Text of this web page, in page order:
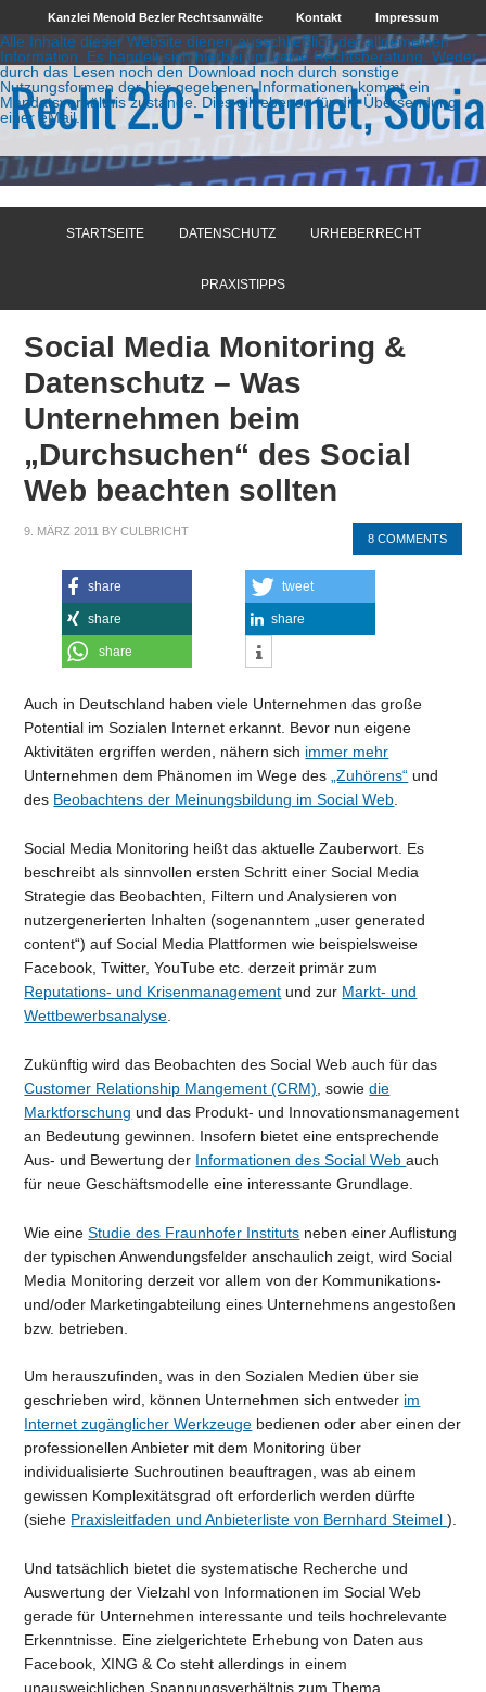
Kanzlei Menold Bezler Rechtsanwälte Kontakt Impressum
Alle Inhalte dieser Website dienen ausschließlich der allgemeinen
Information. Es handelt sich hierbei um keine Rechtsberatung. Weder
durch das Lesen noch den Download noch durch sonstige
Nutzungsformen der hier gegebenen Informationen kommt ein
Mandatsverhältnis zustande. Dies gilt ebenso für die Übersendung
einer eMail.
STARTSEITE DATENSCHUTZ URHEBERRECHT
PRAXISTIPPS
Social Media Monitoring &
Datenschutz – Was
Unternehmen beim
„Durchsuchen“ des Social
Web beachten sollten
9. MÄRZ 2011 BYCULBRICHT
8 COMMENTS
share tweet
share share
share
Auch in Deutschland haben viele Unternehmen das große
Potential im Sozialen Internet erkannt. Bevor nun eigene
Aktivitäten ergriffen werden, nähern sich immer mehr
Unternehmen dem Phänomen im Wege des„Zuhörens“ und
des Beobachtens der Meinungsbildung im Social Web.
Social Media Monitoring heißt das aktuelle Zauberwort. Es
beschreibt als sinnvollen ersten Schritt einer Social Media
Strategie das Beobachten, Filtern und Analysieren von
nutzergenerierten Inhalten (sogenanntem „user generated
content“) auf Social Media Plattformen wie beispielsweise
Facebook, Twitter, YouTube etc. derzeit primär zum
Reputations- und Krisenmanagement und zur Markt- und
Wettbewerbsanalyse
Zukünftig wird das Beobachten des Social Web auch für das
Customer Relationship Mangement (CRM) , sowiedie
Marktforschung und das Produkt- und Innovationsmanagement
an Bedeutung gewinnen. Insofern bietet eine entsprechende
Aus- und Bewertung der Informationen des Social Webauch
für neue Geschäftsmodelle eine interessante Grundlage.
Wie eineStudie des Fraunhofer Instituts neben einer Auflistung
der typischen Anwendungsfelder anschaulich zeigt, wird Social
Media Monitoring derzeit vor allem von der Kommunikations-
und/oder Marketingabteilung eines Unternehmens angestoßen
bzw. betrieben.
Um herauszufinden, was in den Sozialen Medien über sie
geschrieben wird, können Unternehmen sich entweder im
Internet zugänglicher Werkzeuge bedienen oder aber einen der
professionellen Anbieter mit dem Monitoring über
individualisierte Suchroutinen beauftragen, was ab einem
gewissen Komplexitätsgrad oft erforderlich werden dürfte
(siehe Praxisleitfaden und Anbieterliste von Bernhard Steimel).
Und tatsächlich bietet die systematische Recherche und
Auswertung der Vielzahl von Informationen im Social Web
gerade für Unternehmen interessante und teils hochrelevante
Erkenntnisse. Eine zielgerichtete Erhebung von Daten aus
Facebook, XING & Co steht allerdings in einem
unausweichlichen Spannungsverhältnis zum Thema